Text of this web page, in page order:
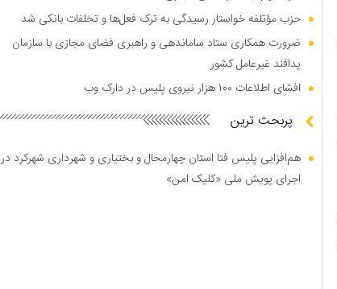
حزب مؤتلفه خواستار رسیدگی به ترک فعل‌ها و تخلفات بانکی شد
ضرورت همکاری ستاد ساماندهی و راهبری فضای مجازی با سازمان
پدافند غیرعامل کشور
افشای اطلاعات ۱۰۰ هزار نیروی پلیس در دارک وب
پربحث ترین
هم‌افزایی پلیس فتا استان چهارمحال و بختیاری و شهرداری شهرکرد در
اجرای پویش ملی «کلیک امن»